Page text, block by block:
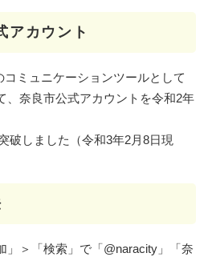
アカウント
ミュニケーションツールとして
、奈良市公式アカウントを令和2年
破しました（令和3年2月8日現
」＞「検索」で「@naracity」「奈